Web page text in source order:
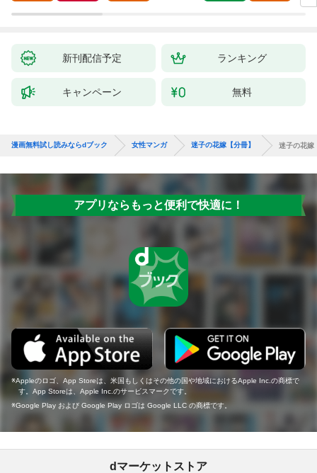
新刊配信予定 ランキング
キャンペーン 無料
漫画無料試し読みならdブック 女性マンガ 迷子の花嫁【分冊】 迷子の花嫁
アプリならもっと便利で快適に！
Appleのロゴ、App Storeは、米国もしくはその他の国や地域におけるApple Inc.の商標で
す。App Storeは、Apple Inc.のサービスマークです。
Google Play および Google Play ロゴは Google LLC の商標です。
dマーケットストア